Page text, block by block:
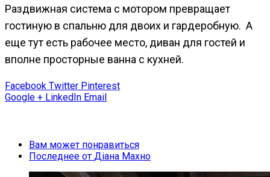
Раздвижная система с мотором превращает
гостиную в спальню для двоих и гардеробную. А
еще тут есть рабочее место, диван для гостей и
вполне просторные ванна с кухней.
Facebook Twitter Pinterest
Google + LinkedIn Email
Вам может понравиться
Последнее от Діана Махно